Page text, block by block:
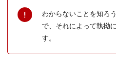
わからないことを知ろ
で、それによって執拗
す。